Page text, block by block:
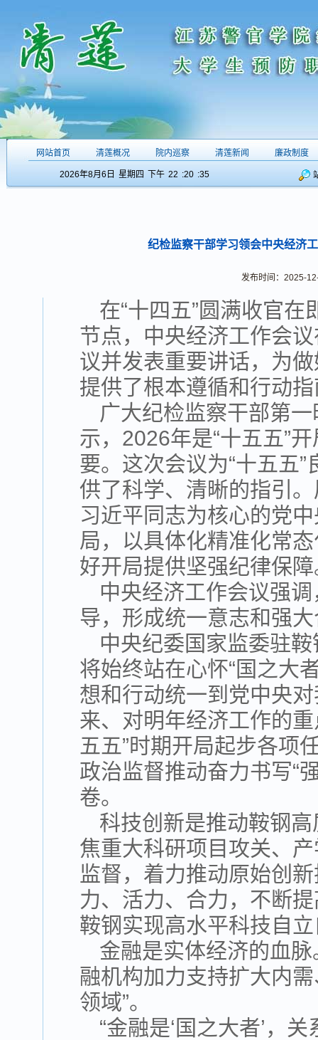
网站首页 清莲概况 院内巡察 清莲新闻 廉政制度
2026年8月6日 星期四 下午 22 :20 :36
纪检监察干部学习领会中央经济
发布时间：2025-
在“十四五”圆满收官在
节点，中央经济工作会
议并发表重要讲话，为
提供了根本遵循和行动
广大纪检监察干部第
示，2026年是“十五五”
要。这次会议为“十五五
供了科学、清晰的指引
习近平同志为核心的党
局，以具体化精准化常
好开局提供坚强纪律保
中央经济工作会议强
导，形成统一意志和强
中央纪委国家监委驻
将始终站在心怀“国之大
想和行动统一到党中央
来、对明年经济工作的
五五”时期开局起步各项
政治监督推动奋力书写“
卷。
科技创新是推动鞍钢
焦重大科研项目攻关、
监督，着力推动原始创
力、活力、合力，不断
鞍钢实现高水平科技自
金融是实体经济的血
融机构加力支持扩大内
领域”。
“金融是‘国之大者’，